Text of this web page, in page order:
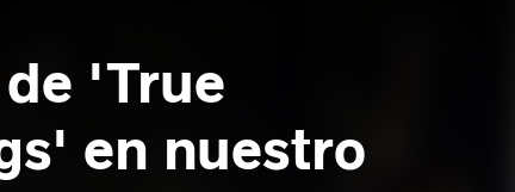
'True
en nuestro